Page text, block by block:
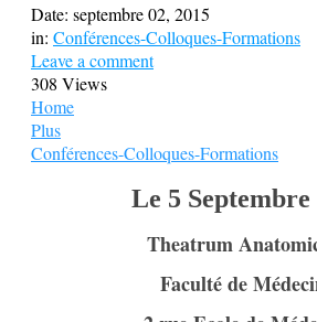
Date: septembre 02, 2015
in: Conférences-Colloques-Formations
Leave a comment
308 Views
Home
Plus
Conférences-Colloques-Formations
Le 5 Septembre
Theatrum
Faculté de